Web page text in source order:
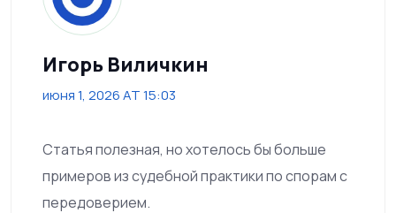
Игорь Виличкин
июня 1, 2026 AT 15:03
Статья полезная, но хотелось бы больше
примеров из судебной практики по спорам с
передоверием.